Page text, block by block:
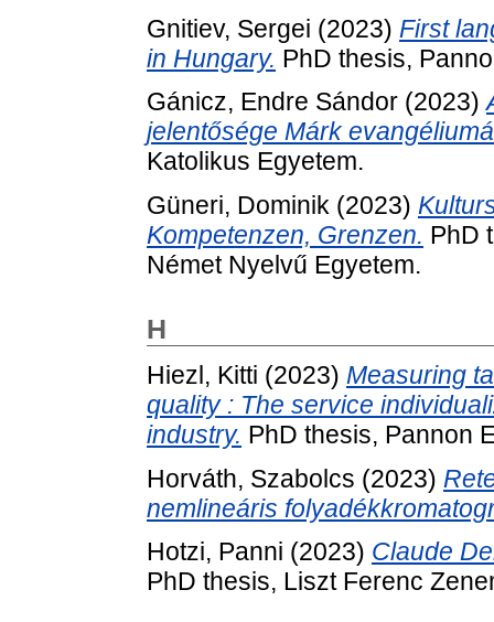
Gnitiev, Sergei (2023) First
in Hungary. PhD thesis,
Gánicz, Endre Sándor (2023)
jelentősége Márk
Katolikus Egyetem.
Güneri, Dominik (2023)
Kompetenzen, Grenzen. PhD
Német Nyelvű Egyetem.
H
Hiezl, Kitti (2023) Measuring
quality : The service
industry. PhD thesis, Pannon
Horváth, Szabolcs (2023)
nemlineáris
Hotzi, Panni (2023) Claude
PhD thesis, Liszt Ferenc